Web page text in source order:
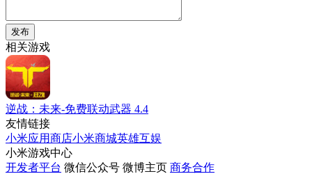
发布
相关游戏
逆战：未来-免费联动武器 4.4
友情链接
小米应用商店小米商城英雄互娱
小米游戏中心
开发者平台 微信公众号 微博主页 商务合作